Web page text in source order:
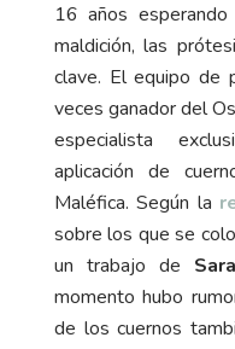
16 años
maldición, las
clave. El equipo de
veces ganador del
especialista
aplicación de
Maléfica. Según la
sobre los que se
un trabajo de
momento hubo
de los cuernos